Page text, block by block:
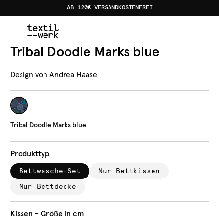
AB 120€ VERSANDKOSTENFREI
Produkte Bettwäsche Tribal Doodle Marks blue
Bettwäsche
Tribal Doodle Marks blue
Design von Andrea Haase
Tribal Doodle Marks blue
Produkttyp
Bettwäsche-Set Nur Bettkissen
Nur Bettdecke
Kissen - Größe in cm